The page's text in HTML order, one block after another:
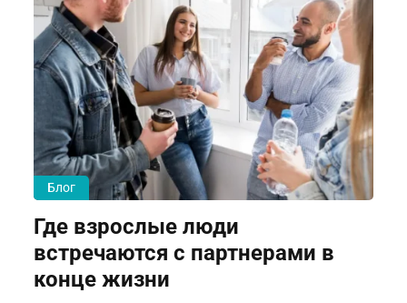
Блог
Где взрослые люди
встречаются с партнерами в
конце жизни